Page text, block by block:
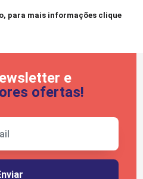
para mais informações clique
e
ofertas!